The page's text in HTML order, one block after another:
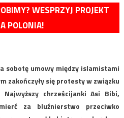
WESPRZYJ PROJEKT
POLONIA!
sobotę umowy między islamistami
zakończyły się protesty w związku
chrześcijanki Asi Bibi,
za bluźnierstwo przeciwko